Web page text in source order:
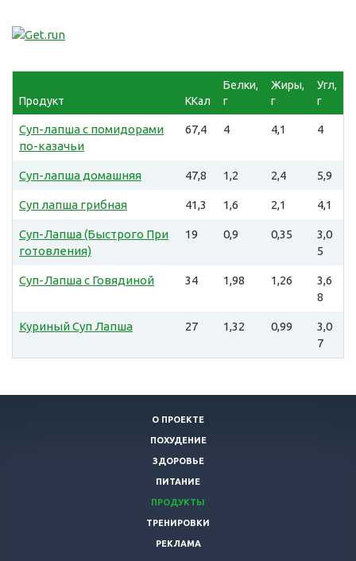
Продукт ККал
Белки,
г
Жиры,
г
Угл,
г
Суп-лапша с помидорами
по-казачьи
67,4 4 4,1 4
Суп-лапша домашняя 47,8 1,2 2,4 5,9
Суп лапша грибная 41,3 1,6 2,1 4,1
Суп-Лапша (Быстрого При
готовления)
19 0,9 0,35
3,0
5
Суп-Лапша с Говядиной 34 1,98 1,26
3,6
8
Куриный Суп Лапша 27 1,32 0,99
3,0
7
О ПРОЕКТЕ
ПОХУДЕНИЕ
ЗДОРОВЬЕ
ПИТАНИЕ
ПРОДУКТЫ
ТРЕНИРОВКИ
РЕКЛАМА